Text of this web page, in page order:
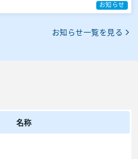
お知らせ
お知らせ一覧を見る
名称